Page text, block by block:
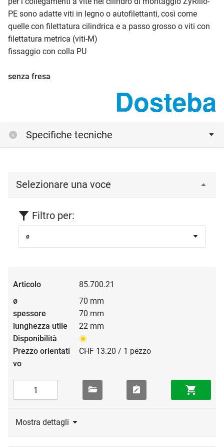
PE sono adatte viti in legno o autofilettanti, così come
quelle con filettatura cilindrica e a passo grosso o viti con
filettatura metrica (viti-M)
fissaggio con colla PU
senza fresa
Specifiche tecniche
Selezionare una voce
Filtro per:
ø
85.700.21
70 mm
70 mm
22 mm
CHF 13.20 / 1 pezzo
Mostra dettagli